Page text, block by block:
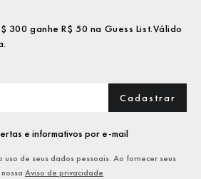
300 ganhe R$ 50 na Guess List.Válido
Cadastrar
e informativos por e-mail
uso de seus dados pessoais. Ao fornecer seus
Aviso de privacidade